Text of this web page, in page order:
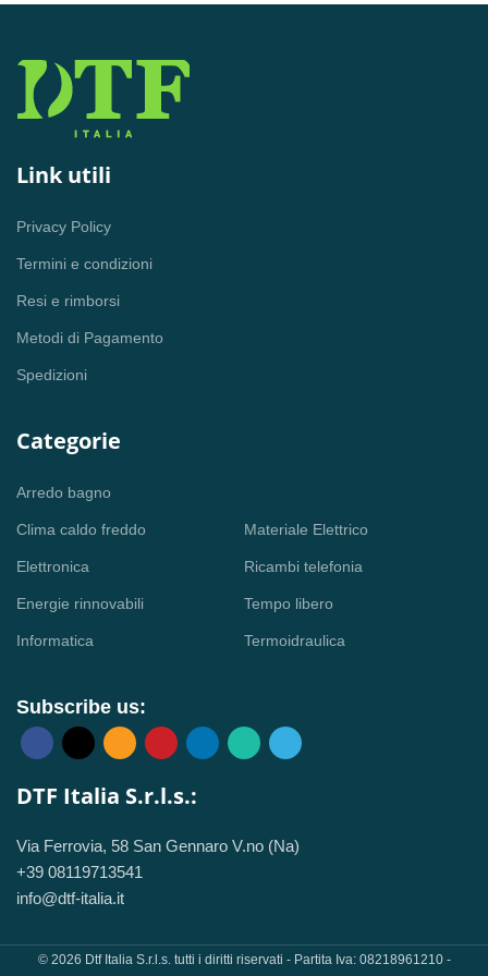
Link utili
Privacy Policy
Termini e condizioni
Resi e rimborsi
Metodi di Pagamento
Spedizioni
Categorie
Arredo bagno
Clima caldo freddo
Elettronica
Energie rinnovabili
Informatica
Materiale Elettrico
Ricambi telefonia
Tempo libero
Termoidraulica
Subscribe us:
DTF Italia S.r.l.s.:
Via Ferrovia, 58 San Gennaro V.no (Na)
+39 08119713541
info@dtf-italia.it
© 2026 Dtf Italia S.r.l.s. tutti i diritti riservati - Partita Iva: 08218961210 -